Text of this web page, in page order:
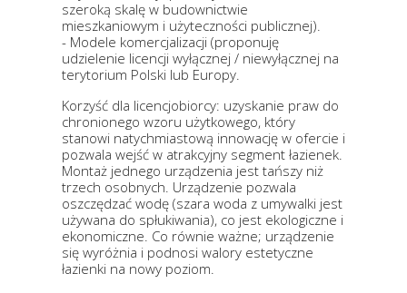
szeroką skalę w budownictwie
mieszkaniowym i użyteczności publicznej).
- Modele komercjalizacji (proponuję
udzielenie licencji wyłącznej / niewyłącznej na
terytorium Polski lub Europy.
Korzyść dla licencjobiorcy: uzyskanie praw do
chronionego wzoru użytkowego, który
stanowi natychmiastową innowację w ofercie i
pozwala wejść w atrakcyjny segment łazienek.
Montaż jednego urządzenia jest tańszy niż
trzech osobnych. Urządzenie pozwala
oszczędzać wodę (szara woda z umywalki jest
używana do spłukiwania), co jest ekologiczne i
ekonomiczne. Co równie ważne; urządzenie
się wyróżnia i podnosi walory estetyczne
łazienki na nowy poziom.